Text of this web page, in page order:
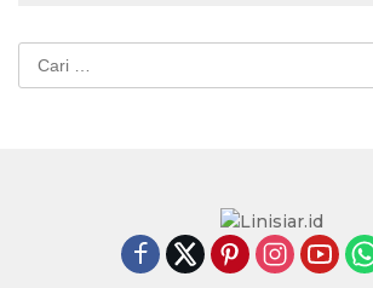
Cari
untuk: